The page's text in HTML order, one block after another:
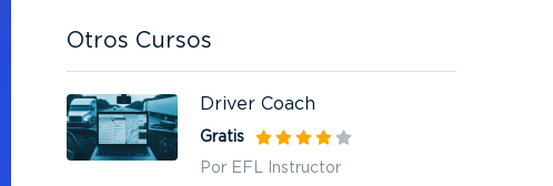
Otros Cursos
Driver Coach
Gratis
Por EFL Instructor